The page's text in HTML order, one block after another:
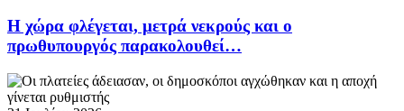
Η χώρα φλέγεται, μετρά νεκρούς και ο
πρωθυπουργός παρακολουθεί…